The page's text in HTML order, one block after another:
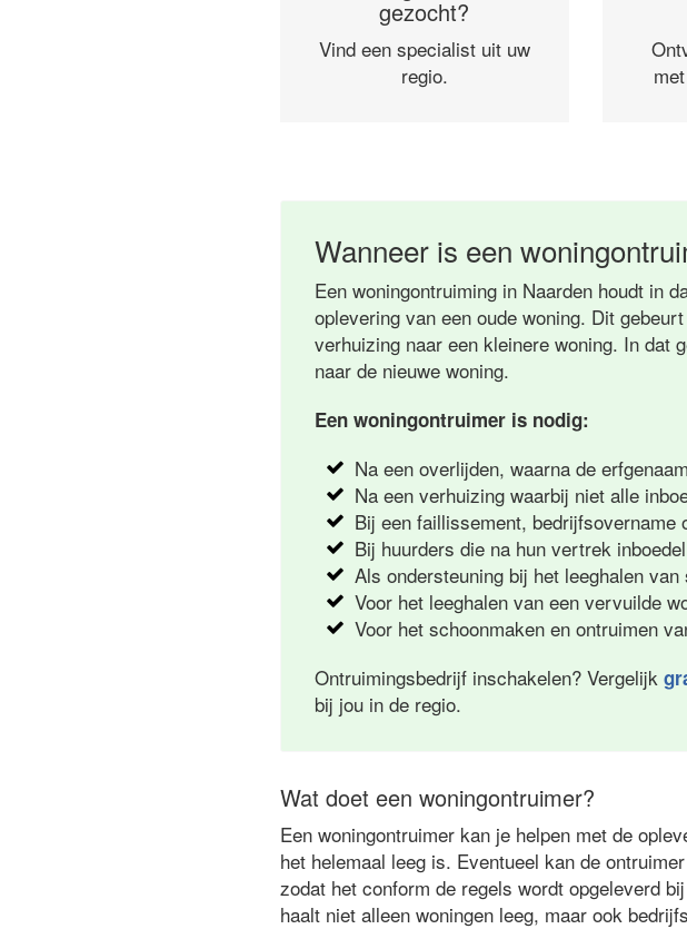
gezocht?
Vind een specialist uit uw
regio.
Wanneer is een
Een woningontruiming in Naarden houdt in
oplevering van een oude woning. Dit
verhuizing naar een kleinere woning. In dat
naar de nieuwe woning.
Een woningontruimer is nodig:
Na een overlijden, waarna de
Na een verhuizing waarbij niet alle
Bij een faillissement, bedrijfsovername
Bij huurders die na hun vertrek
Als ondersteuning bij het leeghalen
Voor het leeghalen van een vervuilde
Voor het schoonmaken en ontruimen
Ontruimingsbedrijf inschakelen? Vergelijk
bij jou in de regio.
Wat doet een woningontruimer?
Een woningontruimer kan je helpen met de
het helemaal leeg is. Eventueel kan de
zodat het conform de regels wordt opgeleverd
haalt niet alleen woningen leeg, maar ook